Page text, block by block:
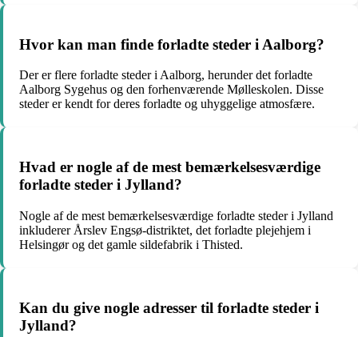
Hvor kan man finde forladte steder i Aalborg?
Der er flere forladte steder i Aalborg, herunder det forladte
Aalborg Sygehus og den forhenværende Mølleskolen. Disse
steder er kendt for deres forladte og uhyggelige atmosfære.
Hvad er nogle af de mest bemærkelsesværdige
forladte steder i Jylland?
Nogle af de mest bemærkelsesværdige forladte steder i Jylland
inkluderer Årslev Engsø-distriktet, det forladte plejehjem i
Helsingør og det gamle sildefabrik i Thisted.
Kan du give nogle adresser til forladte steder i
Jylland?